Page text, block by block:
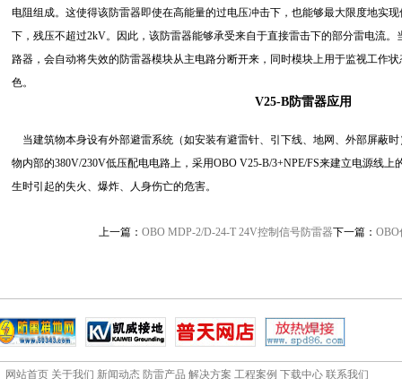
电阻组成。这使得该防雷器即使在高能量的过电压冲击下，也能够最大限度地实
下，残压不超过2kV。因此，该防雷器能够承受来自于直接雷击下的部分雷电流
路器，会自动将失效的防雷器模块从主电路分断开来，同时模块上用于监视工作
色。
V25-B防雷器应用
当建筑物本身设有外部避雷系统（如安装有避雷针、引下线、地网、外部屏蔽
物内部的380V/230V低压配电电路上，采用OBO V25-B/3+NPE/FS来建立电源线
生时引起的失火、爆炸、人身伤亡的危害。
上一篇： OBO MDP-2/D-24-T 24V控制信号防雷器下一篇： OBO
网站首页 关于我们 新闻动态 防雷产品 解决方案 工程案例 下载中心 联系我们